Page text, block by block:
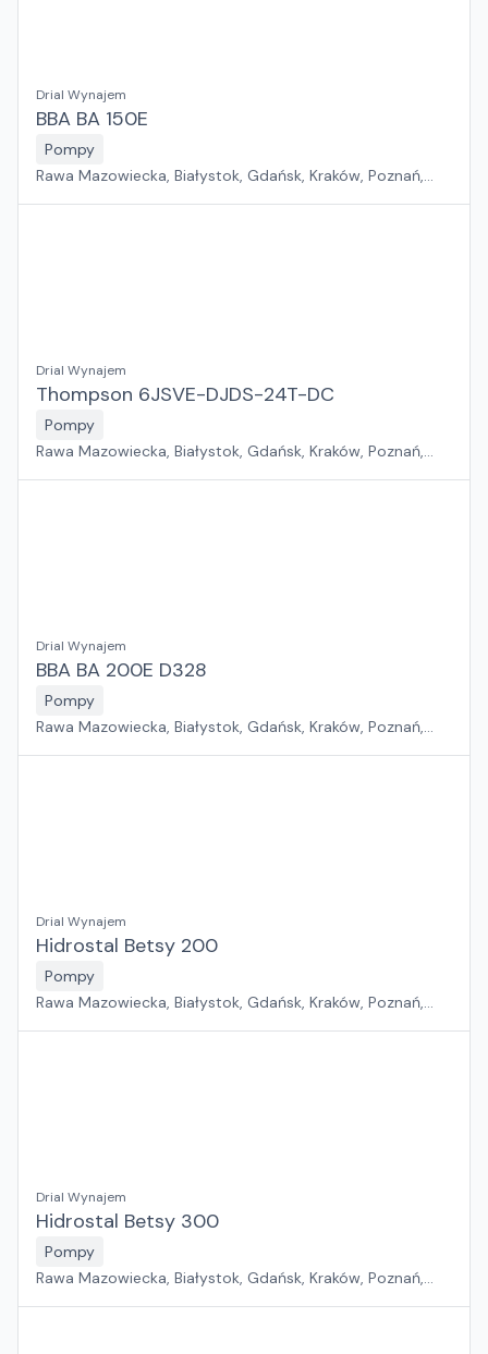
Drial Wynajem
BBA BA 150E
Pompy
Rawa Mazowiecka, Białystok, Gdańsk, Kraków, Poznań,
Drial Wynajem
Thompson 6JSVE-DJDS-24T-DC
Pompy
Rawa Mazowiecka, Białystok, Gdańsk, Kraków, Poznań,
Drial Wynajem
BBA BA 200E D328
Pompy
Rawa Mazowiecka, Białystok, Gdańsk, Kraków, Poznań,
Drial Wynajem
Hidrostal Betsy 200
Pompy
Rawa Mazowiecka, Białystok, Gdańsk, Kraków, Poznań,
Drial Wynajem
Hidrostal Betsy 300
Pompy
Rawa Mazowiecka, Białystok, Gdańsk, Kraków, Poznań,